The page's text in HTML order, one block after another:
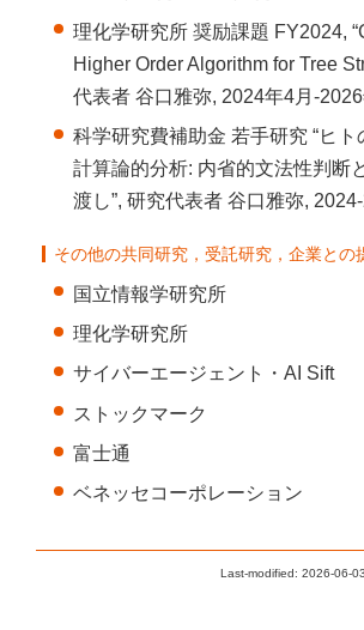
理化学研究所 奨励課題 FY2024,
Higher Order Algorithm for Tree
代表者 谷口雅弥, 2024年4月-2026
科学研究費補助金 若手研究 “ヒト
計算論的分析: 内省的文法性判断
渡し”, 研究代表者 谷口雅弥,
その他の共同研究，受託研究，企業との
国立情報学研究所
理化学研究所
サイバーエージェント・AI Sift
ストックマーク
富士通
ベネッセコーポレーション
Last-modified: 2026-06-